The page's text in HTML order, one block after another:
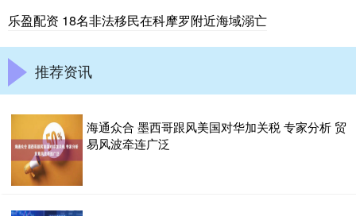
乐盈配资 18名非法移民在科摩罗附近海域溺亡
推荐资讯
海通众合 墨西哥跟风美国对华加关税 专家分析 贸
易风波牵连广泛